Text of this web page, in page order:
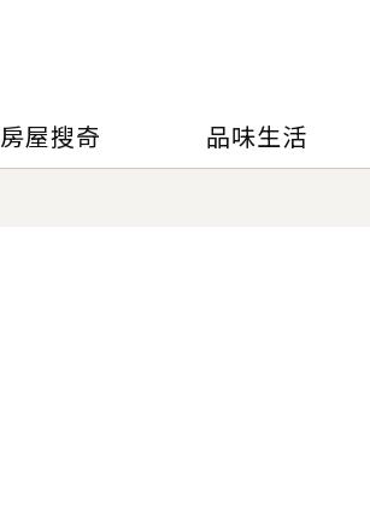
房屋搜奇 品味生活